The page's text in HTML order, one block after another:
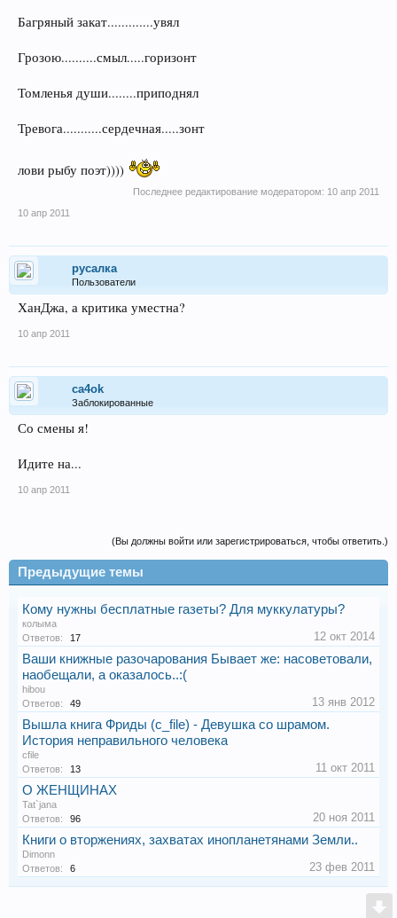
Багряный закат.............увял
Грозою..........смыл.....горизонт
Томленья души........приподнял
Тревога...........сердечная.....зонт
лови рыбу поэт))))
Последнее редактирование модератором: 10 апр 2011
10 апр 2011
русалка
Пользователи
ХанДжа, а критика уместна?
10 апр 2011
ca4ok
Заблокированные
Со смены я!
Идите на...
10 апр 2011
(Вы должны войти или зарегистрироваться, чтобы ответить.)
Предыдущие темы
Кому нужны бесплатные газеты? Для муккулатуры?
колыма
Ответов:
17 12 окт 2014
Ваши книжные разочарования Бывает же: насоветовали,
наобещали, а оказалось..:(
hibou
Ответов:
49 13 янв 2012
Вышла книга Фриды (c_file) - Девушка со шрамом.
История неправильного человека
cfile
Ответов:
13 11 окт 2011
О ЖЕНЩИНАХ
Tat`jana
Ответов:
96 20 ноя 2011
Книги о вторжениях, захватах инопланетянами Земли..
Dimonn
Ответов:
6 23 фев 2011